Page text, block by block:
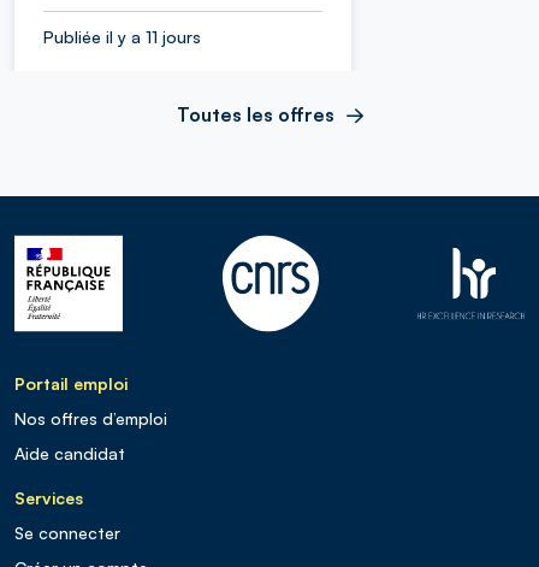
Publiée il y a 11 jours
Toutes les offres
Portail emploi
Nos offres d’emploi
Aide candidat
Services
Se connecter